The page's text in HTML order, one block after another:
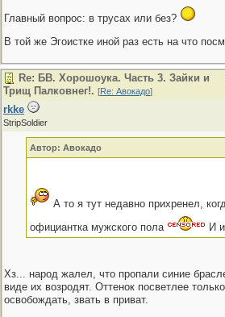
Главный вопрос: в трусах или без?
В той же Эгоистке иной раз есть на что
Re: БВ. Хорошоука. Часть 3. Зайки и
Трищ Палковнег!. [Re: Авокадо]
rkke
StripSoldier
Автор: Авокадо
А то я тут недавно прихренел,
официантка мужского пола
И
Хз... народ жалел, что пропали синие
виде их возродят. Оттенок посветлее
освобождать, звать в приват.